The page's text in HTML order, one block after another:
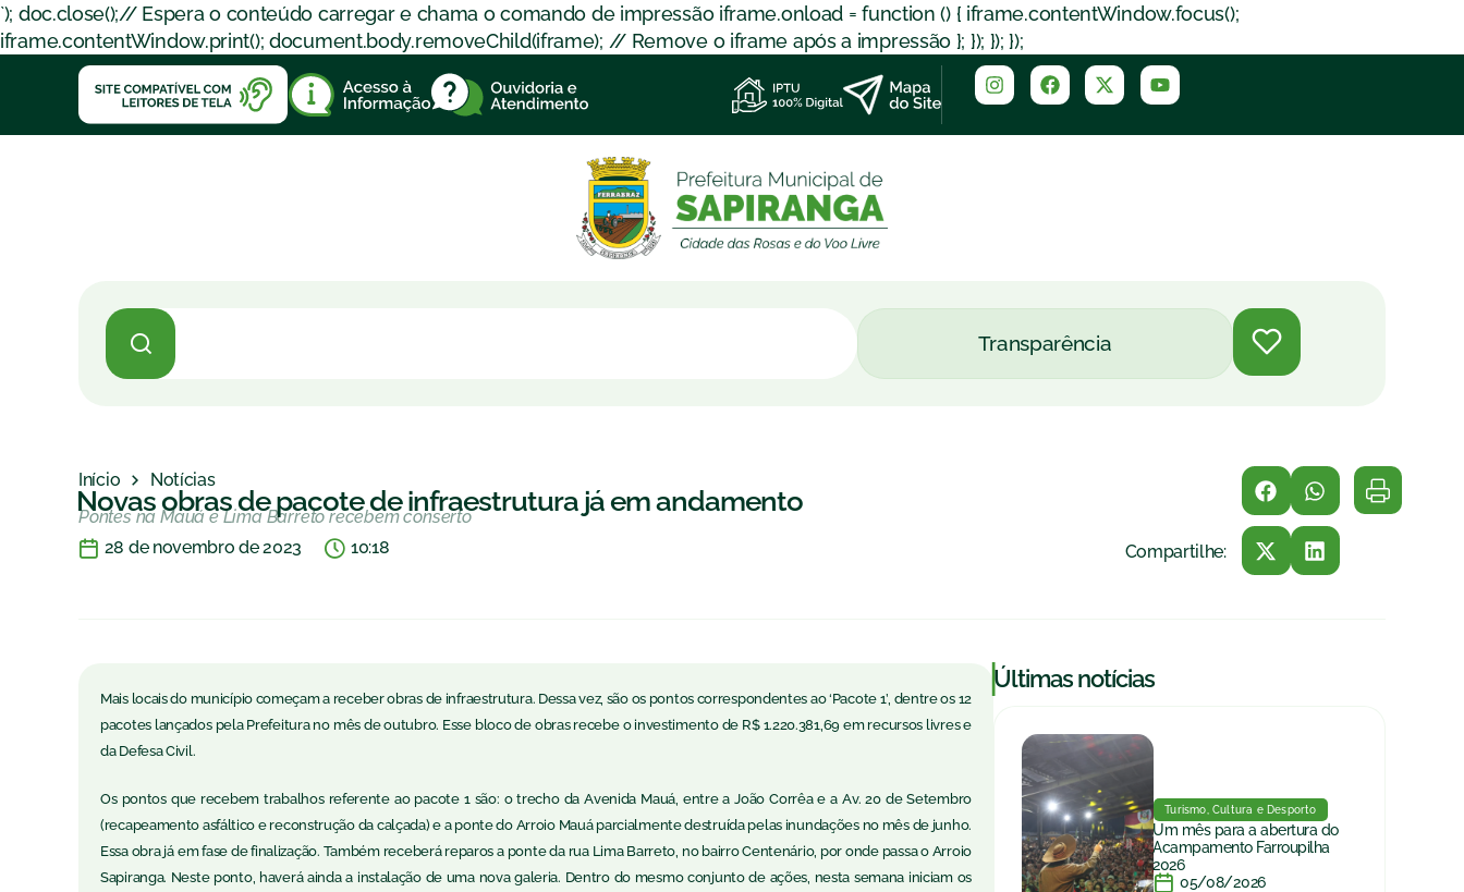
`); doc.close();// Espera o conteúdo carregar e chama o comando de impressão iframe.onload = function () { iframe.contentWindow.focus();
iframe.contentWindow.print(); document.body.removeChild(iframe); // Remove o iframe após a impressão }; }); }); });
Transparência
Início Notícias
Novas obras de pacote de infraestrutura já em andamento
Pontes na Mauá e Lima Barreto recebem conserto
28 de novembro de 2023
10:18 Compartilhe:
Mais locais do município começam a receber obras de infraestrutura. Dessa vez, são os pontos correspondentes ao ‘Pacote 1’, dentre os 12
pacotes lançados pela Prefeitura no mês de outubro. Esse bloco de obras recebe o investimento de R$ 1.220.381,69 em recursos livres e
da Defesa Civil.
Os pontos que recebem trabalhos referente ao pacote 1 são: o trecho da Avenida Mauá, entre a João Corrêa e a Av. 20 de Setembro
(recapeamento asfáltico e reconstrução da calçada) e a ponte do Arroio Mauá parcialmente destruída pelas inundações no mês de junho.
Essa obra já em fase de finalização. Também receberá reparos a ponte da rua Lima Barreto, no bairro Centenário, por onde passa o Arroio
Sapiranga. Neste ponto, haverá ainda a instalação de uma nova galeria. Dentro do mesmo conjunto de ações, nesta semana iniciam os
|Últimas notícias
Turismo, Cultura e Desporto
Um mês para a abertura do
Acampamento Farroupilha
2026
05/08/2026